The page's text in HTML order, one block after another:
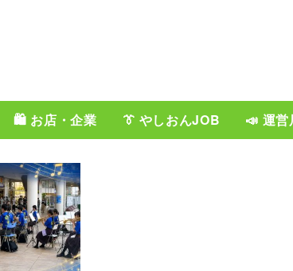
🛍️ お店・企業 👔 やしおんJOB 📣 運